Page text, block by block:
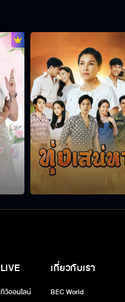
LIVE
ทีวีออนไลน์
เกี่ยวกับเรา
BEC World